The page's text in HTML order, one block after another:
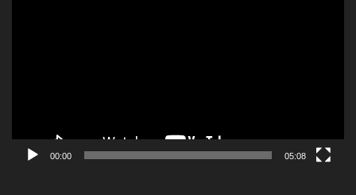
00:00 05:08